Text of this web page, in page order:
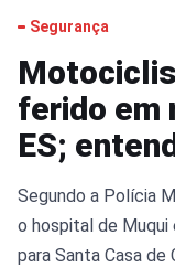
Segurança
ferido em
ES;
Segundo a Polícia
o hospital de
para Santa Casa de